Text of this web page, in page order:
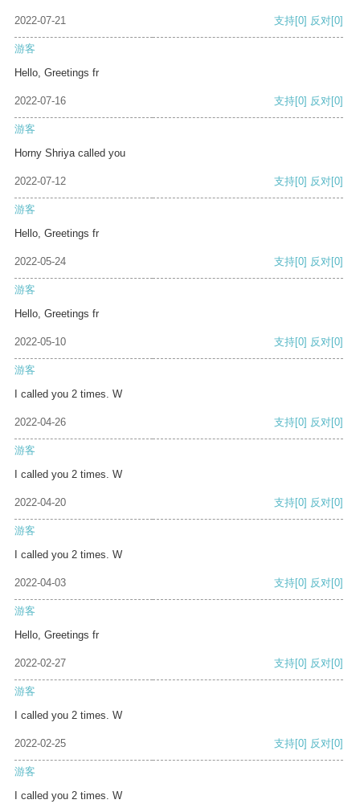
2022-07-21 支持[0] 反对[0]
游客
Hello, Greetings fr
2022-07-16 支持[0] 反对[0]
游客
Horny Shriya called you
2022-07-12 支持[0] 反对[0]
游客
Hello, Greetings fr
2022-05-24 支持[0] 反对[0]
游客
Hello, Greetings fr
2022-05-10 支持[0] 反对[0]
游客
I called you 2 times. W
2022-04-26 支持[0] 反对[0]
游客
I called you 2 times. W
2022-04-20 支持[0] 反对[0]
游客
I called you 2 times. W
2022-04-03 支持[0] 反对[0]
游客
Hello, Greetings fr
2022-02-27 支持[0] 反对[0]
游客
I called you 2 times. W
2022-02-25 支持[0] 反对[0]
游客
I called you 2 times. W